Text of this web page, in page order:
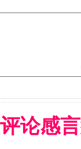
论感